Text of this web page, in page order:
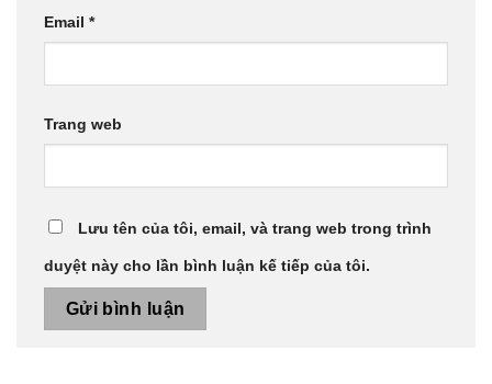
Email *
Trang web
Lưu tên của tôi, email, và trang web trong trình
duyệt này cho lần bình luận kế tiếp của tôi.